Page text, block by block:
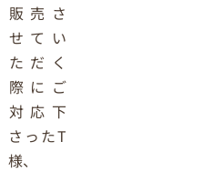
販売さ
せてい
ただく
際にご
対応下
さったT
様、